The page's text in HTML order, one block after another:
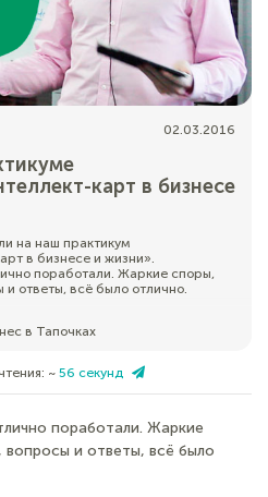
02.03.2016
карт в бизнесе
на наш практикум
в бизнесе и жизни».
поработали. Жаркие споры,
ответы, всё было отлично.
в Тапочках
~ 56 секунд
поработали. Жаркие
и ответы, всё было